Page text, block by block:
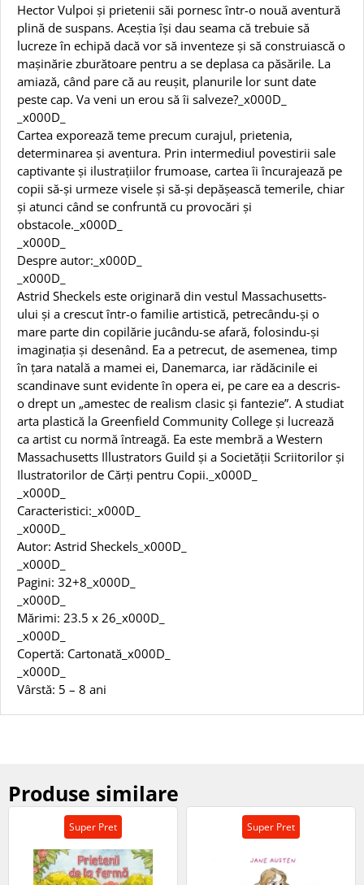
Hector Vulpoi și prietenii săi pornesc într-o nouă aventură
plină de suspans. Aceștia își dau seama că trebuie să
lucreze în echipă dacă vor să inventeze și să construiască o
mașinărie zburătoare pentru a se deplasa ca păsările. La
amiază, când pare că au reușit, planurile lor sunt date
peste cap. Va veni un erou să îi salveze?_x000D_
_x000D_
Cartea exporează teme precum curajul, prietenia,
determinarea și aventura. Prin intermediul povestirii sale
captivante și ilustrațiilor frumoase, cartea îi încurajează pe
copii să-și urmeze visele și să-și depășească temerile, chiar
și atunci când se confruntă cu provocări și
obstacole._x000D_
_x000D_
Despre autor:_x000D_
_x000D_
Astrid Sheckels este originară din vestul Massachusetts-
ului și a crescut într-o familie artistică, petrecându-și o
mare parte din copilărie jucându-se afară, folosindu-și
imaginația și desenând. Ea a petrecut, de asemenea, timp
în țara natală a mamei ei, Danemarca, iar rădăcinile ei
scandinave sunt evidente în opera ei, pe care ea a descris-
o drept un „amestec de realism clasic și fantezie”. A studiat
arta plastică la Greenfield Community College și lucrează
ca artist cu normă întreagă. Ea este membră a Western
Massachusetts Illustrators Guild și a Societății Scriitorilor și
Ilustratorilor de Cărți pentru Copii._x000D_
_x000D_
Caracteristici:_x000D_
_x000D_
Autor: Astrid Sheckels_x000D_
_x000D_
Pagini: 32+8_x000D_
_x000D_
Mărimi: 23.5 x 26_x000D_
_x000D_
Copertă: Cartonată_x000D_
_x000D_
Vârstă: 5 – 8 ani
Produse similare
Super Pret Super Pret